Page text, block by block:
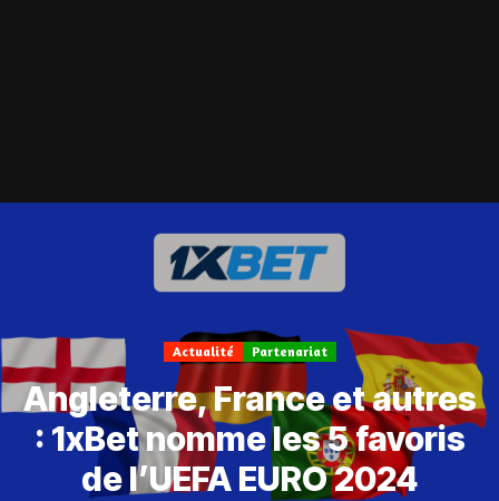
Actualité Partenariat
Angleterre, France et autres
: 1xBet nomme les 5 favoris
de l’UEFA EURO 2024